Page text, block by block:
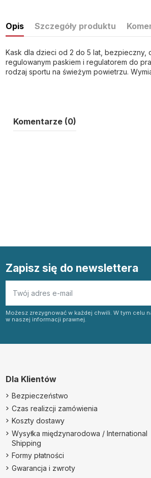
Opis Szczegóły produktu
Kask dla dzieci od 2 do 5 lat,
regulowanym paskiem i regulatorem do
rodzaj sportu na świeżym powietrzu.
Komentarze (0)
Zapisz się do newslettera
Możesz zrezygnować w każdej chwili. W tym celu
w naszej informacji prawnej.
Dla Klientów
Bezpieczeństwo
Czas realizcji zamówienia
Koszty dostawy
Wysyłka międzynarodowa / International
Shipping
Formy płatności
Gwarancja i zwroty